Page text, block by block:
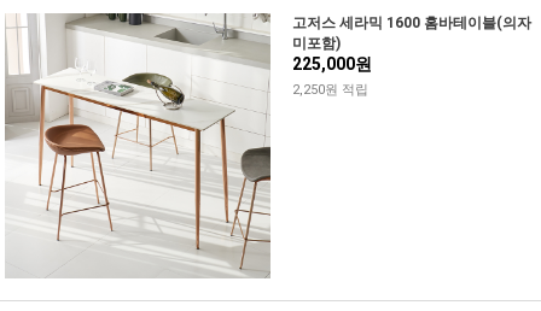
고저스 세라믹 1600 홈바테이블(의자
미포함)
225,000원
2,250원 적립